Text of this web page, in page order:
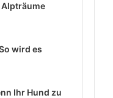
Alpträume
wird es
Ihr Hund zu